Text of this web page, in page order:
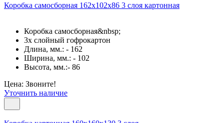
Коробка самосборная 162х102х86 3 слоя картонная
Коробка самосборная&nbsp;
3х слойный гофрокартон
Длина, мм.: - 162
Ширина, мм.: - 102
Высота, мм.:- 86
Цена: Звоните!
Уточнить наличие